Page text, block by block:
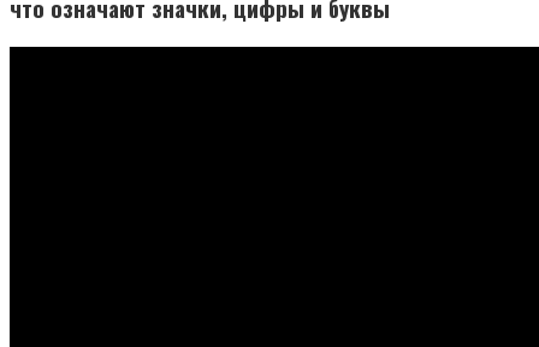
что означают значки, цифры и буквы